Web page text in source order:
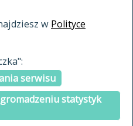
w Polityce
serwisu
statystyk
a tergo